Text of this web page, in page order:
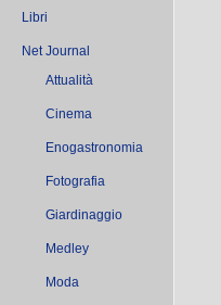
Libri
Net Journal
Attualità
Cinema
Enogastronomia
Fotografia
Giardinaggio
Medley
Moda